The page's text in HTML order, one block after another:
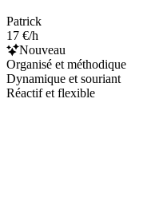
Patrick
17 €/h
Nouveau
Organisé et méthodique
Dynamique et souriant
Réactif et flexible